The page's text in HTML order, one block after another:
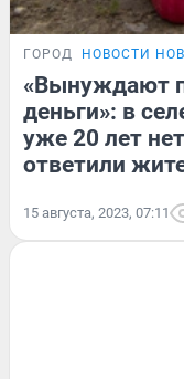
ГОРОД НОВОСТИ
«Вынуждают
деньги»: в
уже 20 лет
ответили
15 августа, 2023, 07:11